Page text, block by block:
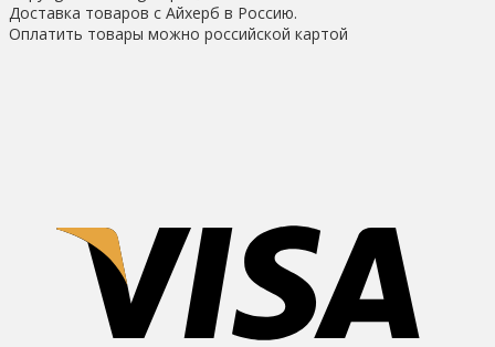
Доставка товаров с Айхерб в Россию.
Оплатить товары можно российской картой